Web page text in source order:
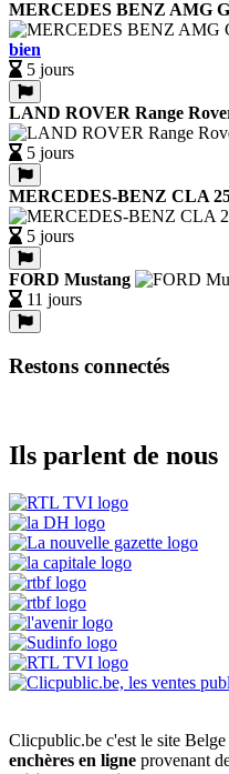
MERCEDES BENZ AMG
bien
5 jours
LAND ROVER Range
5 jours
MERCEDES-BENZ CLA
5 jours
FORD Mustang
11 jours
Restons connectés
Ils parlent de nous
Clicpublic.be c'est le site Belge
enchères en ligne provenant